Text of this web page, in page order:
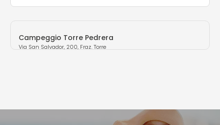
Campeggio Torre Pedrera
Via San Salvador, 200, Fraz. Torre